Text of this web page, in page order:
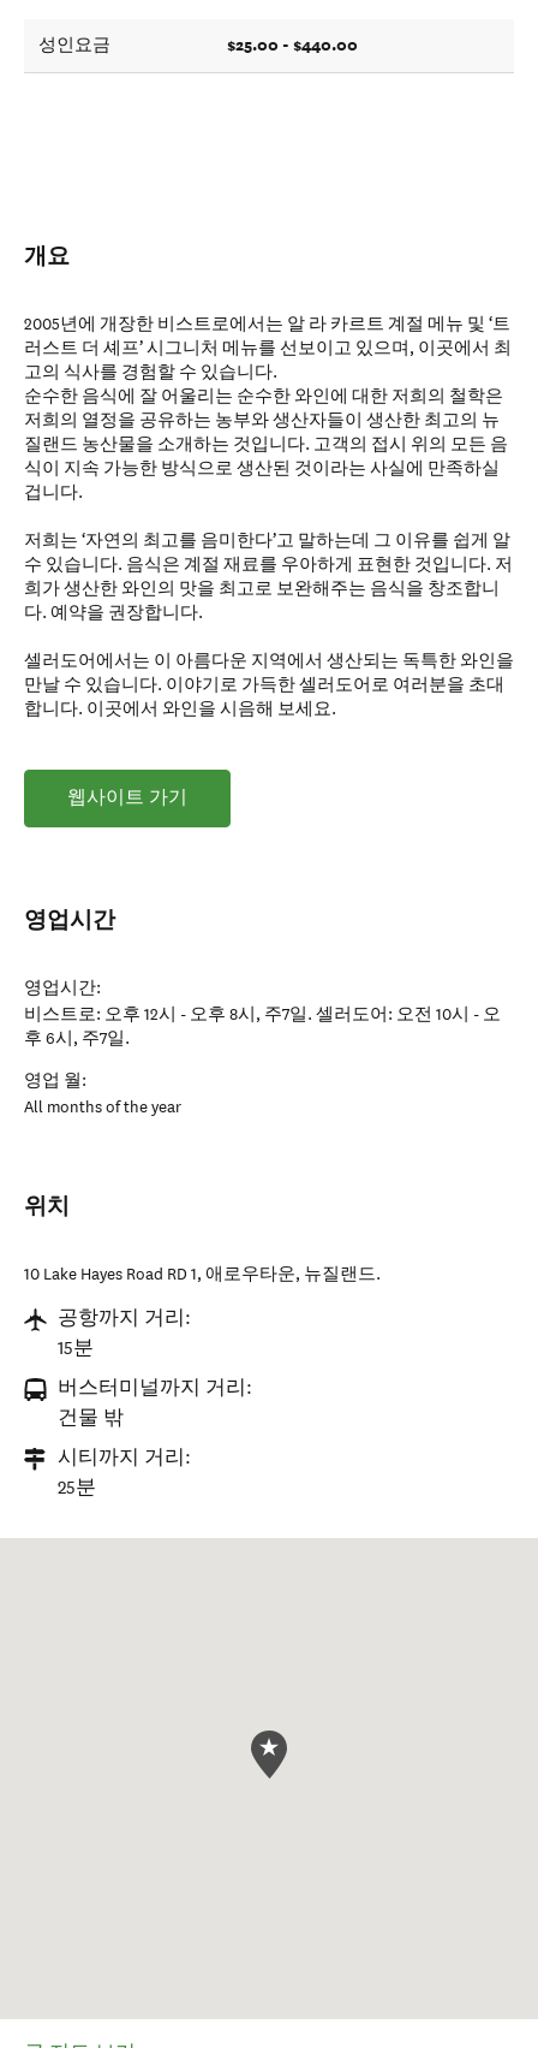
성인요금 $25.00 - $440.00
개요
2005년에 개장한 비스트로에서는 알 라 카르트 계절 메뉴 및 ‘트
러스트 더 셰프’ 시그니처 메뉴를 선보이고 있으며, 이곳에서 최
고의 식사를 경험할 수 있습니다.
순수한 음식에 잘 어울리는 순수한 와인에 대한 저희의 철학은
저희의 열정을 공유하는 농부와 생산자들이 생산한 최고의 뉴
질랜드 농산물을 소개하는 것입니다. 고객의 접시 위의 모든 음
식이 지속 가능한 방식으로 생산된 것이라는 사실에 만족하실
겁니다.
저희는 ‘자연의 최고를 음미한다’고 말하는데 그 이유를 쉽게 알
수 있습니다. 음식은 계절 재료를 우아하게 표현한 것입니다. 저
희가 생산한 와인의 맛을 최고로 보완해주는 음식을 창조합니
다. 예약을 권장합니다.
셀러도어에서는 이 아름다운 지역에서 생산되는 독특한 와인을
만날 수 있습니다. 이야기로 가득한 셀러도어로 여러분을 초대
합니다. 이곳에서 와인을 시음해 보세요.
웹사이트 가기
영업시간
영업시간:
비스트로: 오후 12시 - 오후 8시, 주7일. 셀러도어: 오전 10시 - 오
후 6시, 주7일.
영업 월:
All months of the year
위치
10 Lake Hayes Road RD 1, 애로우타운, 뉴질랜드.
공항까지 거리:
15분
버스터미널까지 거리:
건물 밖
시티까지 거리:
25분